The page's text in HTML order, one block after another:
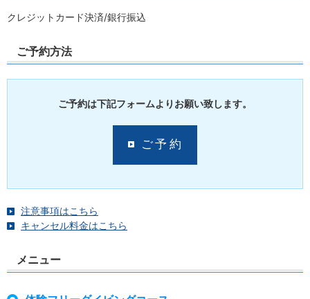
クレジットカード決済/銀行振込
ご予約方法
ご予約は下記フォームよりお願い致します。
ご予約
注意事項はこちら
キャンセル料金はこちら
メニュー